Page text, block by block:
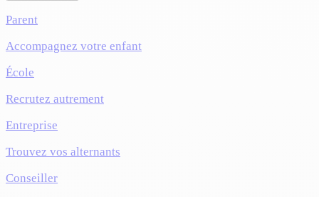
Parent
Accompagnez votre enfant
École
Recrutez autrement
Entreprise
Trouvez vos alternants
Conseiller